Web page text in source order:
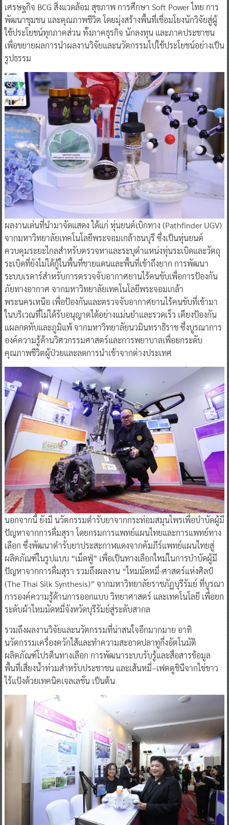
เศรษฐกิจ BCG สิ่งแวดล้อม สุขภาพ การศึกษา Soft Power ไทย การ
พัฒนาชุมชน และคุณภาพชีวิต โดยมุ่งสร้างพื้นที่เชื่อมโยงนักวิจัยสู่ผู้
ใช้ประโยชน์ทุกภาคส่วน ทั้งภาคธุรกิจ นักลงทุน และภาคประชาชน
เพื่อขยายผลการนำผลงานวิจัยและนวัตกรรมไปใช้ประโยชน์อย่างเป็น
รูปธรรม
ผลงานเด่นที่นำมาจัดแสดง ได้แก่ หุ่นยนต์เบิกทาง (Pathfinder UGV)
จากมหาวิทยาลัยเทคโนโลยีพระจอมเกล้าธนบุรี ซึ่งเป็นหุ่นยนต์
ควบคุมระยะไกลสำหรับตรวจหาและระบุตำแหน่งทุ่นระเบิดและวัตถุ
ระเบิดที่ยังไม่ได้กู้ในพื้นที่ชายแดนและพื้นที่เข้าถึงยาก การพัฒนา
ระบบเรดาร์สำหรับการตรวจจับอากาศยานไร้คนขับเพื่อการป้องกัน
ภัยทางอากาศ จากมหาวิทยาลัยเทคโนโลยีพระจอมเกล้า
พระนครเหนือ เพื่อป้องกันและตรวจจับอากาศยานไร้คนขับที่เข้ามา
ในบริเวณที่ไม่ได้รับอนุญาตได้อย่างแม่นยำและรวดเร็ว เตียงป้องกัน
แผลกดทับและภูมิแพ้ จากมหาวิทยาลัยนวมินทราธิราช ซึ่งบูรณาการ
องค์ความรู้ด้านวิศวกรรมศาสตร์และการพยาบาลเพื่อยกระดับ
คุณภาพชีวิตผู้ป่วยและลดการนำเข้าจากต่างประเทศ
นอกจากนี้ ยังมี นวัตกรรมตำรับยาจากกระท่อมสมุนไพรเพื่อบำบัดผู้มี
ปัญหาจากการดื่มสุรา โดยกรมการแพทย์แผนไทยและการแพทย์ทาง
เลือก ซึ่งพัฒนาตำรับยาประสะกาฬแดงจากคัมภีร์แพทย์แผนไทยสู่
ผลิตภัณฑ์ในรูปแบบ “เม็ดฟู่” เพื่อเป็นทางเลือกใหม่ในการบำบัดผู้มี
ปัญหาจากการดื่มสุรา รวมถึงผลงาน “ไหมมัดหมี่-ศาสตร์แห่งศิลป์
(The Thai Silk Synthesis)” จากมหาวิทยาลัยราชภัฏบุรีรัมย์ ที่บูรณา
การองค์ความรู้ด้านการออกแบบ วิทยาศาสตร์ และเทคโนโลยี เพื่อยก
ระดับผ้าไหมมัดหมี่จังหวัดบุรีรัมย์สู่ระดับสากล
รวมถึงผลงานวิจัยและนวัตกรรมที่น่าสนใจอีกมากมาย อาทิ
นวัตกรรมเครื่องควักไส้และทำความสะอาดปลาทูกึ่งอัตโนมัติ
ผลิตภัณฑ์โปรตีนทางเลือก การพัฒนาระบบรับรู้และสื่อสารข้อมูล
พื้นที่เสี่ยงน้ำท่วมสำหรับประชาชน และเส้นหมี่–เฟตตูชินีจากไข่ขาว
ไร้แป้งด้วยเทคนิคเจลเลชั่น เป็นต้น